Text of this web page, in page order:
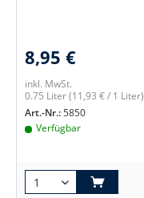
8,95 €
inkl. MwSt.
0.75 Liter(11,93 € / 1 Liter)
Art.-Nr.:5850
Verfügbar